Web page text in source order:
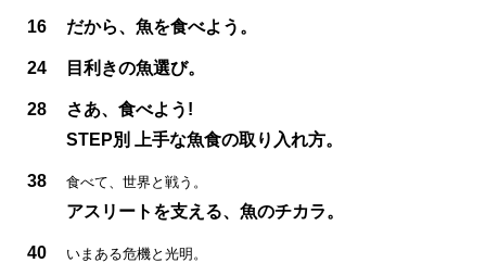
16 だから、魚を食べよう。
24 目利きの魚選び。
28
さあ、食べよう!
STEP別 上手な魚食の取り入れ方。
38 食べて、世界と戦う。
アスリートを支える、魚のチカラ。
40 いまある危機と光明。